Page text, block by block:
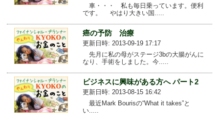
車・・・ 私も毎日乗っています。便利
です。 やはり大きい国.....
癌の予防 治療
更新日時: 2013-09-19 17:17
先月に私の母がステージ3bの大腸がんに
なり、手術をしました。今.....
ビジネスに興味がある方へ パート2
更新日時: 2013-08-15 16:42
最近Mark Bourisの“What it takes”と
い.....